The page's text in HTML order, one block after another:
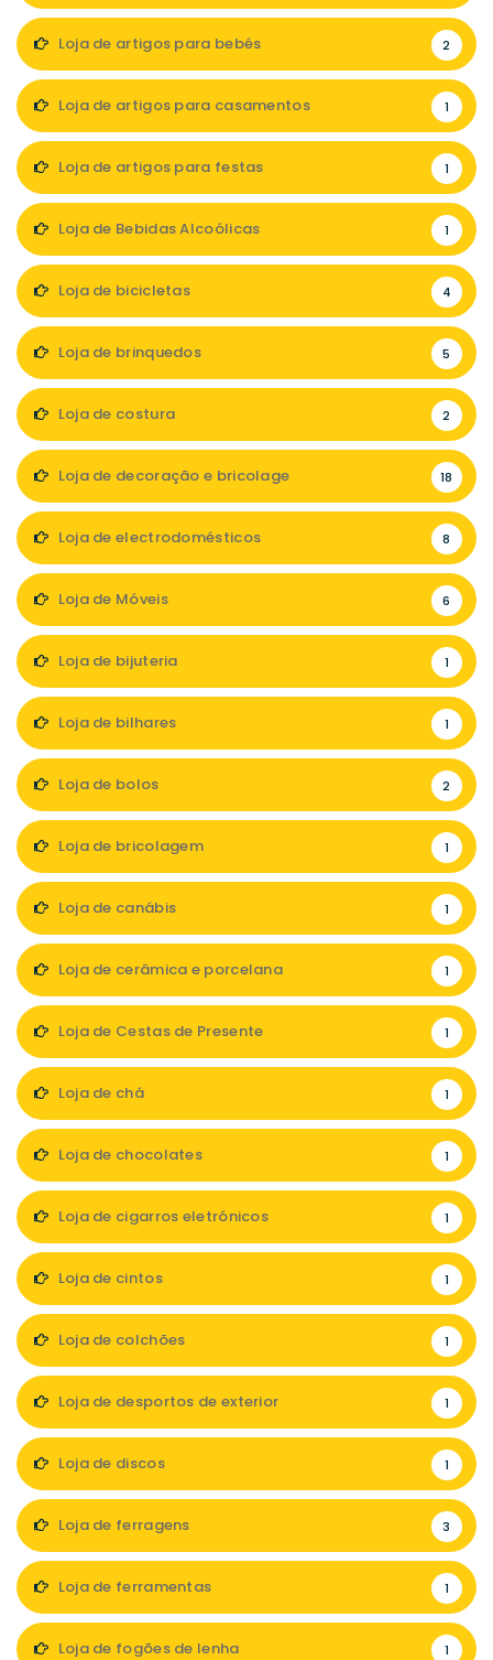
Loja de artigos para bebés 2
Loja de artigos para casamentos 1
Loja de artigos para festas 1
Loja de Bebidas Alcoólicas 1
Loja de bicicletas 4
Loja de brinquedos 5
Loja de costura 2
Loja de decoração e bricolage 18
Loja de electrodomésticos 8
Loja de Móveis 6
Loja de bijuteria 1
Loja de bilhares 1
Loja de bolos 2
Loja de bricolagem 1
Loja de canábis 1
Loja de cerâmica e porcelana 1
Loja de Cestas de Presente 1
Loja de chá 1
Loja de chocolates 1
Loja de cigarros eletrónicos 1
Loja de cintos 1
Loja de colchões 1
Loja de desportos de exterior 1
Loja de discos 1
Loja de ferragens 3
Loja de ferramentas 1
Loja de fogões de lenha 1